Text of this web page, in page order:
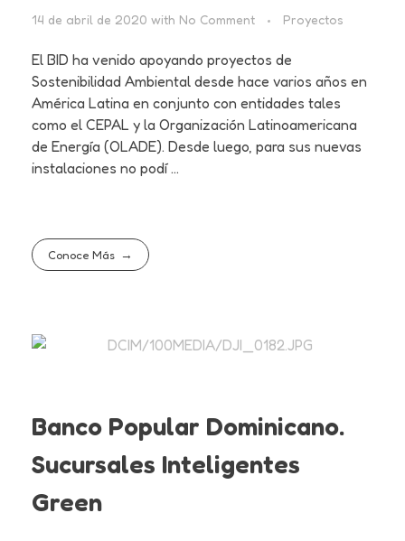
14 de abril de 2020 with No Comment Proyectos
El BID ha venido apoyando proyectos de
Sostenibilidad Ambiental desde hace varios años en
América Latina en conjunto con entidades tales
como el CEPAL y la Organización Latinoamericana
de Energía (OLADE). Desde luego, para sus nuevas
instalaciones no podí ...
Conoce Más
Banco Popular Dominicano.
Sucursales Inteligentes
Green